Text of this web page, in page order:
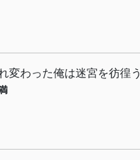
変わった俺は迷宮を彷徨う